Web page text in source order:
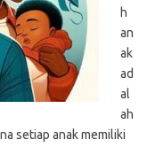
h
an
ak
ad
al
ah
setiap anak memiliki